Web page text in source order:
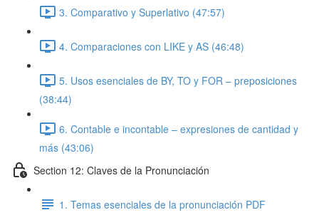
3. Comparativo y Superlativo (47:57)
4. Comparaciones con LIKE y AS (46:48)
5. Usos esenciales de BY, TO y FOR – preposiciones
(38:44)
6. Contable e incontable – expresiones de cantidad y
más (43:06)
Section 12: Claves de la Pronunciación
1. Temas esenciales de la pronunciación PDF